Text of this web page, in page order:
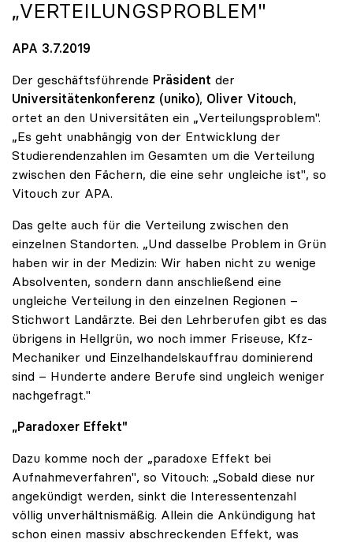
„VERTEILUNGSPROBLEM"
APA 3.7.2019
Der geschäftsführende Präsident der
Universitätenkonferenz (uniko), Oliver Vitouch,
ortet an den Universitäten ein „Verteilungsproblem".
„Es geht unabhängig von der Entwicklung der
Studierendenzahlen im Gesamten um die Verteilung
zwischen den Fächern, die eine sehr ungleiche ist", so
Vitouch zur APA.
Das gelte auch für die Verteilung zwischen den
einzelnen Standorten. „Und dasselbe Problem in Grün
haben wir in der Medizin: Wir haben nicht zu wenige
Absolventen, sondern dann anschließend eine
ungleiche Verteilung in den einzelnen Regionen –
Stichwort Landärzte. Bei den Lehrberufen gibt es das
übrigens in Hellgrün, wo noch immer Friseuse, Kfz-
Mechaniker und Einzelhandelskauffrau dominierend
sind – Hunderte andere Berufe sind ungleich weniger
nachgefragt."
„Paradoxer Effekt"
Dazu komme noch der „paradoxe Effekt bei
Aufnahmeverfahren", so Vitouch: „Sobald diese nur
angekündigt werden, sinkt die Interessentenzahl
völlig unverhältnismäßig. Allein die Ankündigung hat
schon einen massiv abschreckenden Effekt, was